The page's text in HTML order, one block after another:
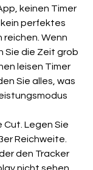
keinen Timer
perfektes
reichen. Wenn
Sie die Zeit grob
leisen Timer
Sie alles, was
Cut. Legen Sie
Reichweite.
den Tracker